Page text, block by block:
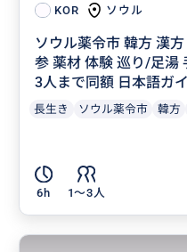
KOR ソウル
ソウル薬令市 韓方 漢
参 薬材 体験 巡り/足湯
3人まで同額 日本語ガ
長生き ソウル薬令市 韓方
6h 1〜3人